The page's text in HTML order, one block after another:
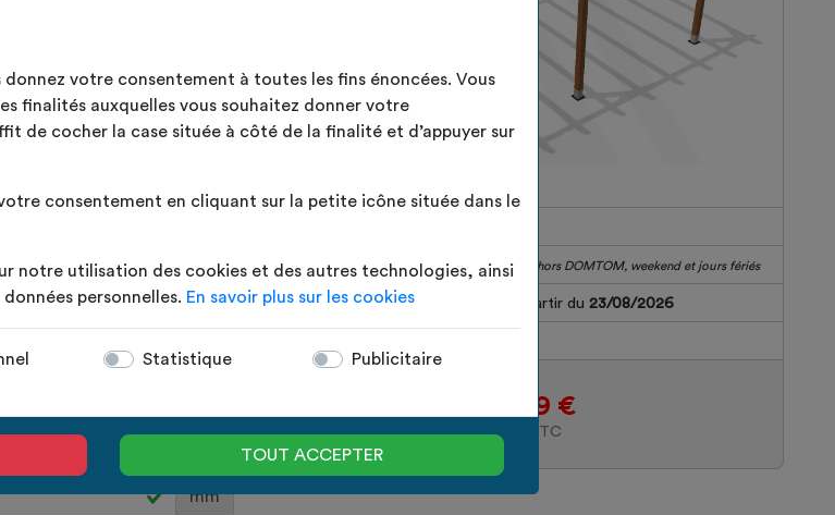
votre consentement à toutes les fins énoncées. Vous
finalités auxquelles vous souhaitez donner votre
de cocher la case située à côté de la finalité et d’appuyer sur
consentement en cliquant sur la petite icône située dans le
notre utilisation des cookies et des autres technologies, ainsi
personnelles. En savoir plus sur les cookies
Statistique Publicitaire
TOUT ACCEPTER
cm
mm
Livraison sous3 à 4 jours France hors DOMTOM, weekend et jours fériés
Votre commande sera livrée à partir du 23/08/2026
256.19 €
PRIX TTC